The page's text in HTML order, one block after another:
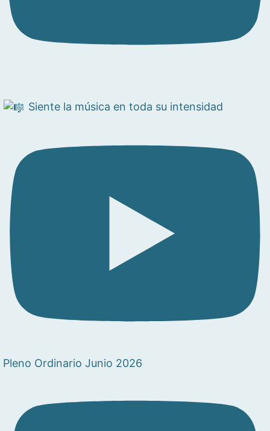
Siente la música en toda su intensidad
Pleno Ordinario Junio 2026